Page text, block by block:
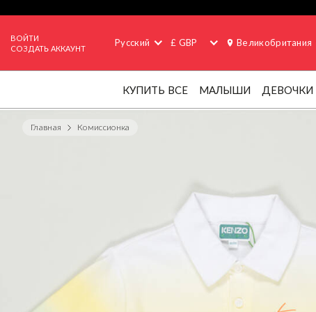
ВОЙТИ
СОЗДАТЬ АККАУНТ
Русский £ GBP Великобритания
КУПИТЬ ВСЕ МАЛЫШИ ДЕВОЧКИ
Главная Комиссионка